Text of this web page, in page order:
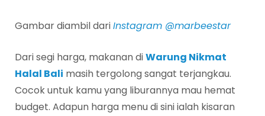
Gambar diambil dariInstagram @marbeestar
Dari segi harga, makanan diWarung Nikmat
Halal Bali masih tergolong sangat terjangkau.
Cocok untuk kamu yang liburannya mau hemat
budget. Adapun harga menu di sini ialah kisaran